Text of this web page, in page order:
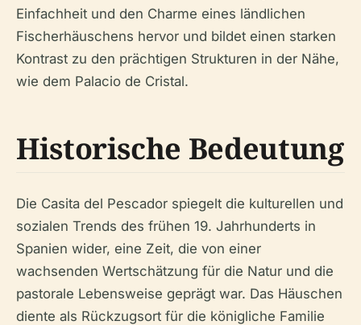
Einfachheit und den Charme eines ländlichen
Fischerhäuschens hervor und bildet einen starken
Kontrast zu den prächtigen Strukturen in der Nähe,
wie dem Palacio de Cristal.
Historische Bedeutung
Die Casita del Pescador spiegelt die kulturellen und
sozialen Trends des frühen 19. Jahrhunderts in
Spanien wider, eine Zeit, die von einer
wachsenden Wertschätzung für die Natur und die
pastorale Lebensweise geprägt war. Das Häuschen
diente als Rückzugsort für die königliche Familie